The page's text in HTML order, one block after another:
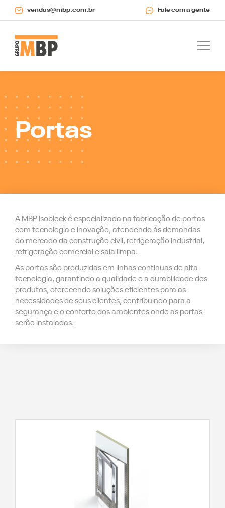
vendas@mbp.com.br Fale com a gente
Portas
A MBP Isoblock é especializada na fabricação de portas
com tecnologia e inovação, atendendo às demandas
do mercado da construção civil, refrigeração industrial,
refrigeração comercial e sala limpa.
As portas são produzidas em linhas contínuas de alta
tecnologia, garantindo a qualidade e a durabilidade dos
produtos, oferecendo soluções eficientes para as
necessidades de seus clientes, contribuindo para a
segurança e o conforto dos ambientes onde as portas
serão instaladas.